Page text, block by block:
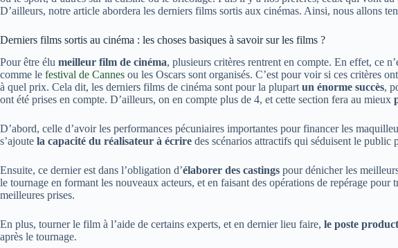
D’ailleurs, notre article abordera les derniers films sortis aux cinémas. Ainsi, nous allons
Derniers films sortis au cinéma : les choses basiques à savoir sur les films ?
Pour être élu meilleur film de cinéma, plusieurs critères rentrent en compte. En effet, ce
comme le festival de Cannes ou les Oscars sont organisés. C’est pour voir si ces critères
à quel prix. Cela dit, les derniers films de cinéma sont pour la plupartun énorme succès,
ont été prises en compte. D’ailleurs, on en compte plus de 4, et cette section fera au mieux
D’abord, celle d’avoir les performances pécuniaires importantes pour financer les
s’ajoute la capacité du réalisateur à écrire des scénarios attractifs qui séduisent le public
Ensuite, ce dernier est dans l’obligation d’élaborer des castings pour dénicher les
le tournage en formant les nouveaux acteurs, et en faisant des opérations de repérage
meilleures prises.
En plus, tourner le film à l’aide de certains experts, et en dernier lieu faire, le poste
après le tournage.